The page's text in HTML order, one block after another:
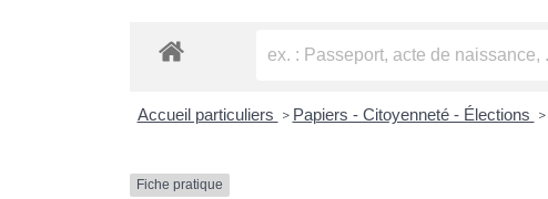
Accueil particuliers > Papiers - Citoyenneté - Élections >
Fiche pratique